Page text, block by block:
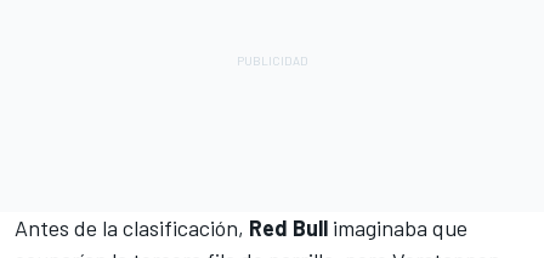
Antes de la clasificación, Red Bull imaginaba que